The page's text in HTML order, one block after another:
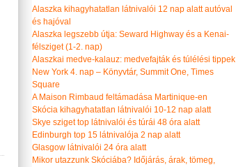
Alaszka kihagyhatatlan látnivalói 12 nap alatt autóval
és hajóval
Alaszka legszebb útja: Seward Highway és a Kenai-
félsziget (1-2. nap)
Alaszkai medve-kalauz: medvefajták és túlélési tippek
New York 4. nap – Könyvtár, Summit One, Times
Square
A Maison Rimbaud feltámadása Martinique-en
Skócia kihagyhatatlan látnivalói 10-12 nap alatt
Skye sziget top látnivalói és túrái 48 óra alatt
Edinburgh top 15 látnivalója 2 nap alatt
Glasgow látnivalói 24 óra alatt
Mikor utazzunk Skóciába? Időjárás, árak, tömeg,